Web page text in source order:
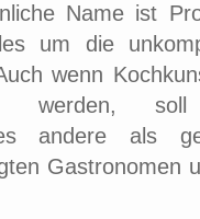
Name ist
um die
wenn
werden,
andere als
Gastronomen